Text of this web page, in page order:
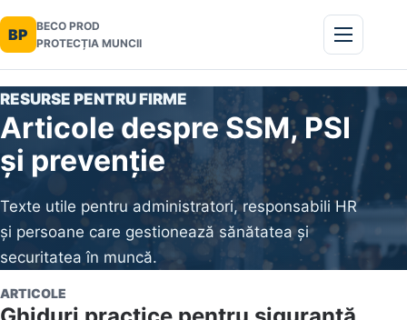
BP
BECO PROD
PROTECȚIA MUNCII
RESURSE PENTRU FIRME
Articole despre SSM, PSI
și prevenție
Texte utile pentru administratori, responsabili HR
și persoane care gestionează sănătatea și
securitatea în muncă.
ARTICOLE